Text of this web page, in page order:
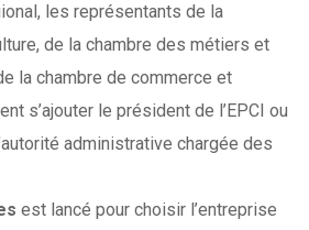
les représentants de la
de la chambre des métiers et
la chambre de commerce et
s’ajouter le président de l’EPCI ou
administrative chargée des
est lancé pour choisir l’entreprise